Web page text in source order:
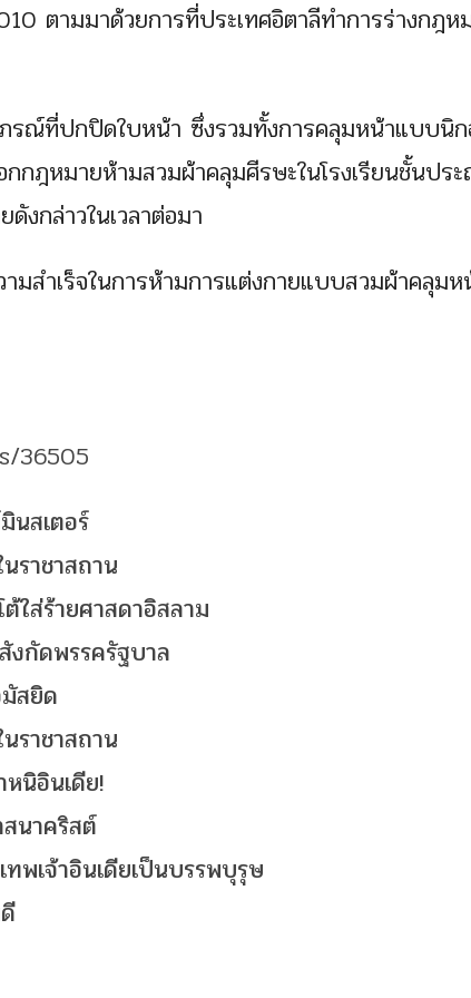
ตามมาด้วยการที่ประเทศอิตาลีทำการร่างกฎห
รณ์ที่ปกปิดใบหน้า ซึ่งรวมทั้งการคลุมหน้าแบบนิ
กฎหมายห้ามสวมผ้าคลุมศีรษะในโรงเรียนชั้นปร
งกล่าวในเวลาต่อมา
สำเร็จในการห้ามการแต่งกายแบบสวมผ้าคลุมห
36505
นสเตอร์
ราชาสถาน
ใส่ร้ายศาสดาอิสลาม
งกัดพรรครัฐบาล
สยิด
ราชาสถาน
นิอินเดีย!
นาคริสต์
พเจ้าอินเดียเป็นบรรพบุรุษ